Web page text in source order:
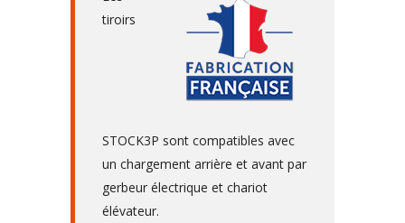
tiroirs
STOCK3P sont compatibles avec
un chargement arrière et avant par
gerbeur électrique et chariot
élévateur.